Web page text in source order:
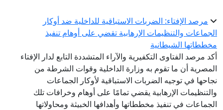
مرصد الإفتاء: الضربات الاستباقية للداخلية ضد أوكار
الجماعات والتنظيمات الإرهابية تقضي على أوهام تنفيذ
مخططاتها الشيطانية
أكد مرصد الفتاوى التكفيرية والآراء المتشددة التابع لدار الإفتاء
المصرية أن ما تقوم به وزارة الداخلية وقوات الشرطة من
نجاحها في توجيه الضربات الاستباقية لأوكار الجماعات
والتنظيمات الإرهابية يقضي تمامًا على أوهام وخرافات تلك
الجماعات في تنفيذ مخططاتها وأهدافها الخبيثة ومحاولاتها